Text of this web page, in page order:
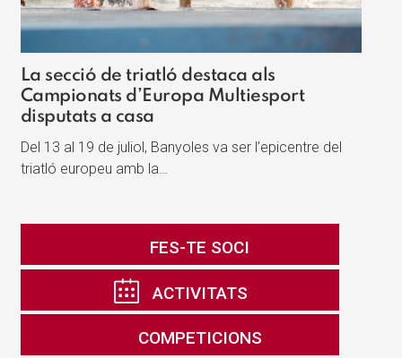
La secció de triatló destaca als
Campionats d’Europa Multiesport
disputats a casa
Del 13 al 19 de juliol, Banyoles va ser l’epicentre del
triatló europeu amb la…
FES-TE SOCI
ACTIVITATS
COMPETICIONS